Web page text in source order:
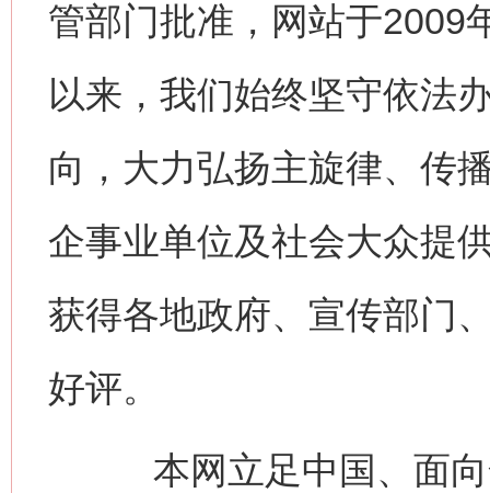
管部门批准，网站于2009
以来，我们始终坚守依法
向，大力弘扬主旋律、传
企事业单位及社会大众提
获得各地政府、宣传部门
好评。
本网立足中国、面向